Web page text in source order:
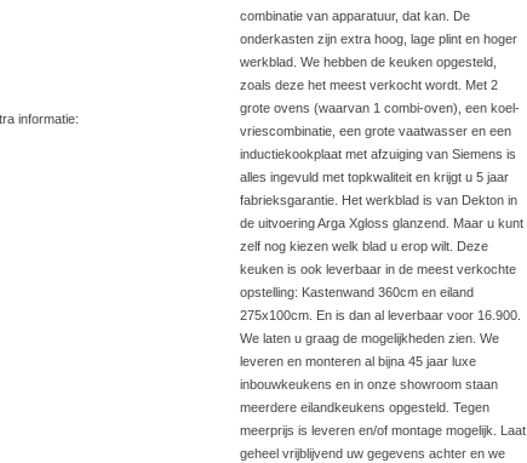
informatie:
combinatie van apparatuur, dat kan. De
onderkasten zijn extra hoog, lage plint en hoger
werkblad. We hebben de keuken opgesteld,
zoals deze het meest verkocht wordt. Met 2
grote ovens (waarvan 1 combi-oven), een koel-
vriescombinatie, een grote vaatwasser en een
inductiekookplaat met afzuiging van Siemens is
alles ingevuld met topkwaliteit en krijgt u 5 jaar
fabrieksgarantie. Het werkblad is van Dekton in
de uitvoering Arga Xgloss glanzend. Maar u kunt
zelf nog kiezen welk blad u erop wilt. Deze
keuken is ook leverbaar in de meest verkochte
opstelling: Kastenwand 360cm en eiland
275x100cm. En is dan al leverbaar voor 16.900.
We laten u graag de mogelijkheden zien. We
leveren en monteren al bijna 45 jaar luxe
inbouwkeukens en in onze showroom staan
meerdere eilandkeukens opgesteld. Tegen
meerprijs is leveren en/of montage mogelijk. Laat
geheel vrijblijvend uw gegevens achter en we